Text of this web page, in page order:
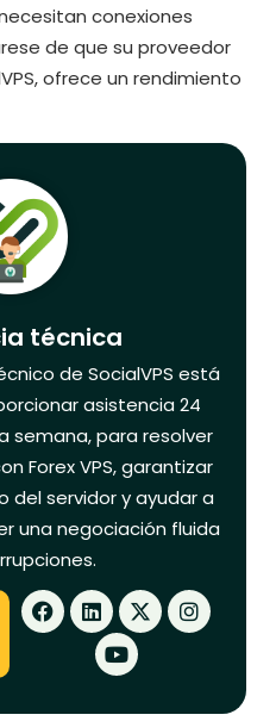
conexiones
de que su proveedor
ofrece un rendimiento
técnica
de SocialVPS está
asistencia 24
semana, para resolver
Forex VPS, garantizar
del servidor y ayudar a
una negociación fluida